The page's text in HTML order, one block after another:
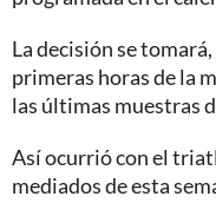
La decisión se
primeras horas de la
las últimas muestras
Así ocurrió con el
mediados de esta